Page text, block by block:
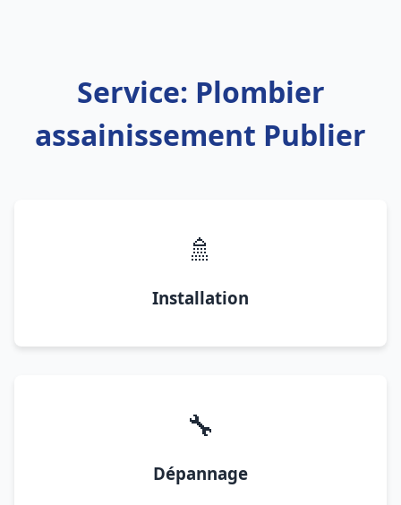
Service: Plombier
assainissement Publier
🚿
Installation
🔧
Dépannage